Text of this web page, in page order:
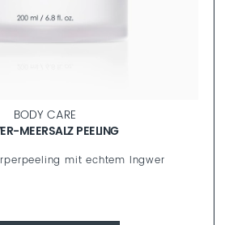
BODY CARE
MEERSALZ PEELING
mit echtem Ingwer